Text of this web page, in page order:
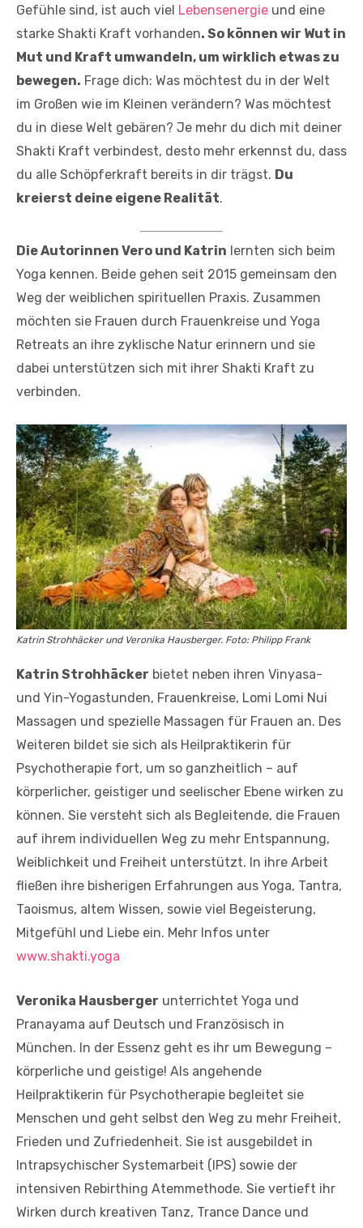
Gefühle sind, ist auch viel Lebensenergie und eine
starke Shakti Kraft vorhanden. So können wir Wut in
Mut und Kraft umwandeln, um wirklich etwas zu
bewegen. Frage dich: Was möchtest du in der Welt
im Großen wie im Kleinen verändern? Was möchtest
du in diese Welt gebären? Je mehr du dich mit deiner
Shakti Kraft verbindest, desto mehr erkennst du, dass
du alle Schöpferkraft bereits in dir trägst. Du
kreierst deine eigene Realität.
Die Autorinnen Vero und Katrin lernten sich beim
Yoga kennen. Beide gehen seit 2015 gemeinsam den
Weg der weiblichen spirituellen Praxis. Zusammen
möchten sie Frauen durch Frauenkreise und Yoga
Retreats an ihre zyklische Natur erinnern und sie
dabei unterstützen sich mit ihrer Shakti Kraft zu
verbinden.
Katrin Strohhäcker und Veronika Hausberger. Foto: Philipp Frank
Katrin Strohhäcker bietet neben ihren Vinyasa-
und Yin-Yogastunden, Frauenkreise, Lomi Lomi Nui
Massagen und spezielle Massagen für Frauen an. Des
Weiteren bildet sie sich als Heilpraktikerin für
Psychotherapie fort, um so ganzheitlich – auf
körperlicher, geistiger und seelischer Ebene wirken zu
können. Sie versteht sich als Begleitende, die Frauen
auf ihrem individuellen Weg zu mehr Entspannung,
Weiblichkeit und Freiheit unterstützt. In ihre Arbeit
fließen ihre bisherigen Erfahrungen aus Yoga, Tantra,
Taoismus, altem Wissen, sowie viel Begeisterung,
Mitgefühl und Liebe ein. Mehr Infos unter
www.shakti.yoga
Veronika Hausberger unterrichtet Yoga und
Pranayama auf Deutsch und Französisch in
München. In der Essenz geht es ihr um Bewegung –
körperliche und geistige! Als angehende
Heilpraktikerin für Psychotherapie begleitet sie
Menschen und geht selbst den Weg zu mehr Freiheit,
Frieden und Zufriedenheit. Sie ist ausgebildet in
Intrapsychischer Systemarbeit (IPS) sowie der
intensiven Rebirthing Atemmethode. Sie vertieft ihr
Wirken durch kreativen Tanz, Trance Dance und